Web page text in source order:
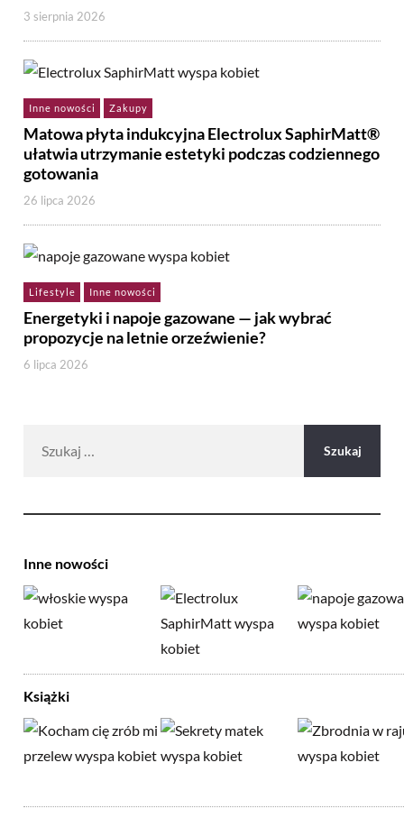
3 sierpnia 2026
Inne nowości Zakupy
Matowa płyta indukcyjna Electrolux SaphirMatt®
ułatwia utrzymanie estetyki podczas codziennego
gotowania
26 lipca 2026
Lifestyle Inne nowości
Energetyki i napoje gazowane — jak wybrać
propozycje na letnie orzeźwienie?
6 lipca 2026
Inne nowości
Książki